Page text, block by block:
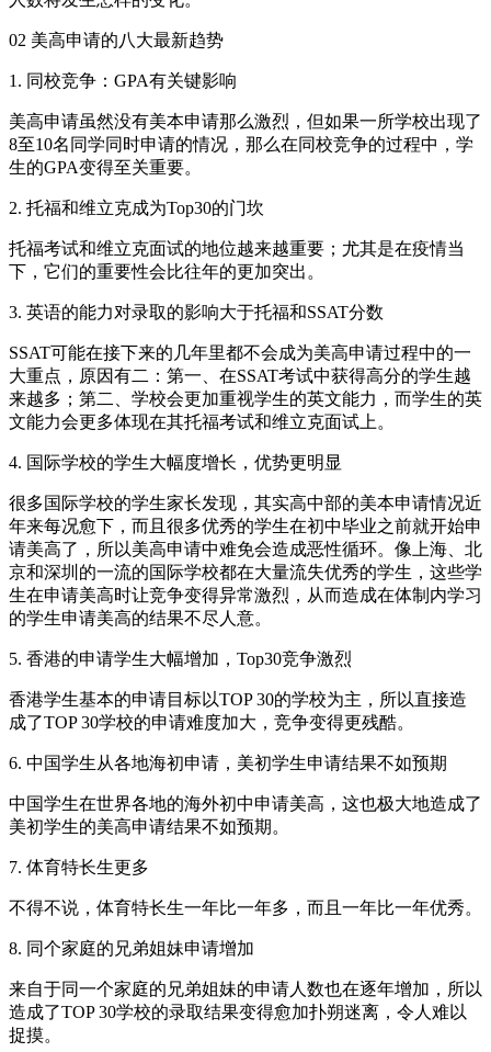
02 美高申请的八大最新趋势
1. 同校竞争：GPA有关键影响
美高申请虽然没有美本申请那么激烈，但如果一所学校出现了
8至10名同学同时申请的情况，那么在同校竞争的过程中，学
生的GPA变得至关重要。
2. 托福和维立克成为Top30的门坎
托福考试和维立克面试的地位越来越重要；尤其是在疫情当
下，它们的重要性会比往年的更加突出。
3. 英语的能力对录取的影响大于托福和SSAT分数
SSAT可能在接下来的几年里都不会成为美高申请过程中的一
大重点，原因有二：第一、在SSAT考试中获得高分的学生越
来越多；第二、学校会更加重视学生的英文能力，而学生的英
文能力会更多体现在其托福考试和维立克面试上。
4. 国际学校的学生大幅度增长，优势更明显
很多国际学校的学生家长发现，其实高中部的美本申请情况近
年来每况愈下，而且很多优秀的学生在初中毕业之前就开始申
请美高了，所以美高申请中难免会造成恶性循环。像上海、北
京和深圳的一流的国际学校都在大量流失优秀的学生，这些学
生在申请美高时让竞争变得异常激烈，从而造成在体制内学习
的学生申请美高的结果不尽人意。
5. 香港的申请学生大幅增加，Top30竞争激烈
香港学生基本的申请目标以TOP 30的学校为主，所以直接造
成了TOP 30学校的申请难度加大，竞争变得更残酷。
6. 中国学生从各地海初申请，美初学生申请结果不如预期
中国学生在世界各地的海外初中申请美高，这也极大地造成了
美初学生的美高申请结果不如预期。
7. 体育特长生更多
不得不说，体育特长生一年比一年多，而且一年比一年优秀。
8. 同个家庭的兄弟姐妹申请增加
来自于同一个家庭的兄弟姐妹的申请人数也在逐年增加，所以
造成了TOP 30学校的录取结果变得愈加扑朔迷离，令人难以
捉摸。